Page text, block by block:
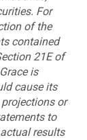
For
of the
contained
21E of
is
cause its
or
to
results